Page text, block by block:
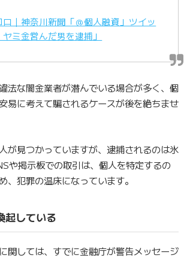
ロ｜神奈川新聞「＠個人融資」ツイッ
ミ金営んだ男を逮捕」
法な闇金業者が潜んでいる場合が多く、個
易に考えて騙されるケースが後を絶ちませ
が見つかっていますが、逮捕されるのは氷
や掲示板での取引は、個人を特定するの
、犯罪の温床になっています。
起している
関しては、すでに金融庁が警告メッセージ